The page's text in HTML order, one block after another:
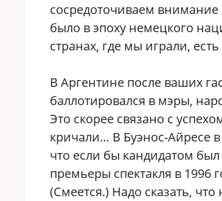
сосредоточиваем внимание
было в эпоху немецкого
странах, где мы играли,
В Аргентине после ваших
баллотировался в мэры,
Это скорее связано с
кричали… В Буэнос-Айресе
что если бы кандидатом
премьеры спектакля в 1996
(Смеется.) Надо сказать,